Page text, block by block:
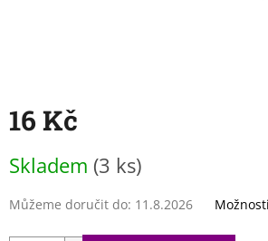
16 Kč
cena:
Skladem (3 ks)
Můžeme doručit do: 11.8.2026